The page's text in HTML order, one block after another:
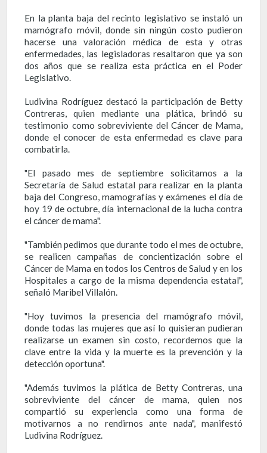
En la planta baja del recinto legislativo se instaló un
mamógrafo móvil, donde sin ningún costo pudieron
hacerse una valoración médica de esta y otras
enfermedades, las legisladoras resaltaron que ya son
dos años que se realiza esta práctica en el Poder
Legislativo.
Ludivina Rodríguez destacó la participación de Betty
Contreras, quien mediante una plática, brindó su
testimonio como sobreviviente del Cáncer de Mama,
donde el conocer de esta enfermedad es clave para
combatirla.
"El pasado mes de septiembre solicitamos a la
Secretaría de Salud estatal para realizar en la planta
baja del Congreso, mamografías y exámenes el día de
hoy 19 de octubre, día internacional de la lucha contra
el cáncer de mama".
"También pedimos que durante todo el mes de octubre,
se realicen campañas de concientización sobre el
Cáncer de Mama en todos los Centros de Salud y en los
Hospitales a cargo de la misma dependencia estatal",
señaló Maribel Villalón.
"Hoy tuvimos la presencia del mamógrafo móvil,
donde todas las mujeres que así lo quisieran pudieran
realizarse un examen sin costo, recordemos que la
clave entre la vida y la muerte es la prevención y la
detección oportuna".
"Además tuvimos la plática de Betty Contreras, una
sobreviviente del cáncer de mama, quien nos
compartió su experiencia como una forma de
motivarnos a no rendirnos ante nada", manifestó
Ludivina Rodríguez.